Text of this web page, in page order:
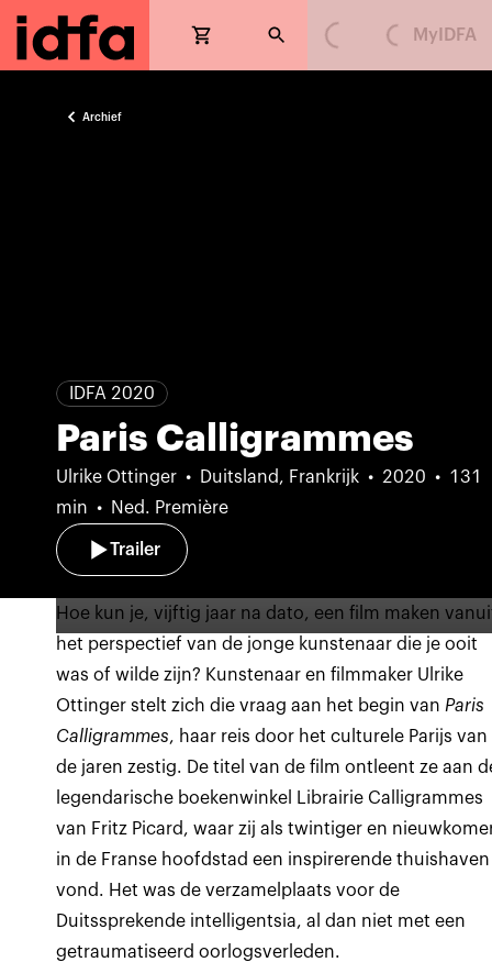
Loading...Loading... MyIDFA
Archief
IDFA 2020
Paris Calligrammes
Ulrike Ottinger Duitsland, Frankrijk 2020
131
min
Ned. Première
Trailer
Hoe kun je, vijftig jaar na dato, een film maken
het perspectief van de jonge kunstenaar die je ooit
was of wilde zijn? Kunstenaar en filmmaker Ulrike
Ottinger stelt zich die vraag aan het begin van Paris
Calligrammes, haar reis door het culturele Parijs van
de jaren zestig. De titel van de film ontleent ze aan
legendarische boekenwinkel Librairie Calligrammes
van Fritz Picard, waar zij als twintiger en
in de Franse hoofdstad een inspirerende thuishaven
vond. Het was de verzamelplaats voor de
Duitssprekende intelligentsia, al dan niet met een
getraumatiseerd oorlogsverleden.